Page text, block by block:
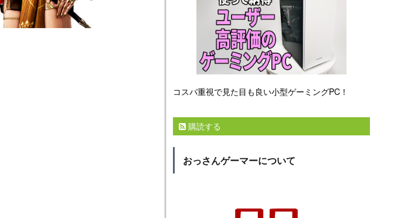
コスパ重視で見た目も良い小型ゲーミングPC！
購読する
おっさんゲーマーについて